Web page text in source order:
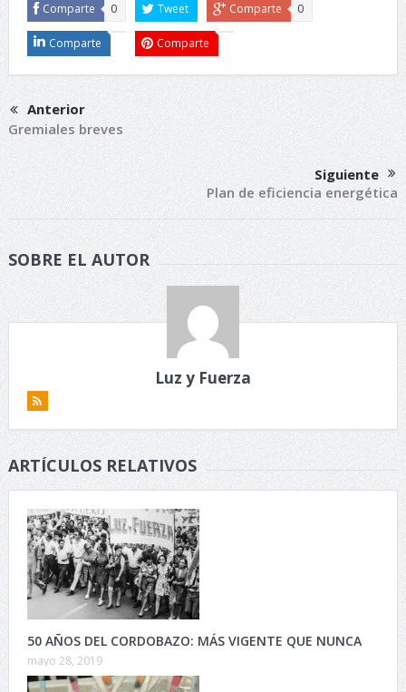
Comparte 0 Tweet Comparte 0
Comparte Comparte
Anterior
Gremiales breves
Siguiente
Plan de eficiencia energética
SOBRE EL AUTOR
Luz y Fuerza
ARTÍCULOS RELATIVOS
50 AÑOS DEL CORDOBAZO: MÁS VIGENTE QUE NUNCA
mayo 28, 2019